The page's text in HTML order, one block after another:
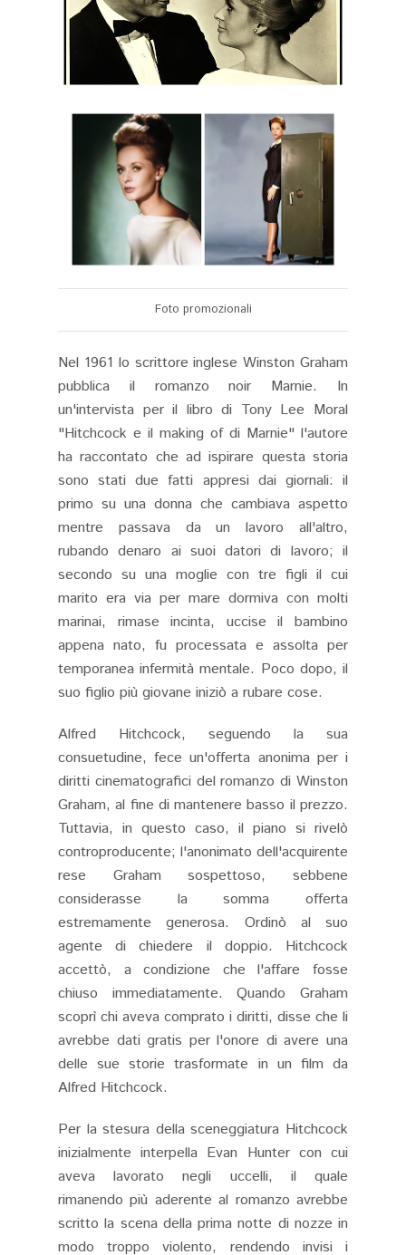
Foto promozionali
Nel 1961 lo scrittore inglese Winston Graham
pubblica il romanzo noir Marnie. In
un'intervista per il libro di Tony Lee Moral
"Hitchcock e il making of di Marnie" l'autore
ha raccontato che ad ispirare questa storia
sono stati due fatti appresi dai giornali: il
primo su una donna che cambiava aspetto
mentre passava da un lavoro all'altro,
rubando denaro ai suoi datori di lavoro; il
secondo su una moglie con tre figli il cui
marito era via per mare dormiva con molti
marinai, rimase incinta, uccise il bambino
appena nato, fu processata e assolta per
temporanea infermità mentale. Poco dopo, il
suo figlio più giovane iniziò a rubare cose.
Alfred Hitchcock, seguendo la sua
consuetudine, fece un'offerta anonima per i
diritti cinematografici del romanzo di Winston
Graham, al fine di mantenere basso il prezzo.
Tuttavia, in questo caso, il piano si rivelò
controproducente; l'anonimato dell'acquirente
rese Graham sospettoso, sebbene
considerasse la somma offerta
estremamente generosa. Ordinò al suo
agente di chiedere il doppio. Hitchcock
accettò, a condizione che l'affare fosse
chiuso immediatamente. Quando Graham
scoprì chi aveva comprato i diritti, disse che li
avrebbe dati gratis per l'onore di avere una
delle sue storie trasformate in un film da
Alfred Hitchcock.
Per la stesura della sceneggiatura Hitchcock
inizialmente interpella Evan Hunter con cui
aveva lavorato negli uccelli, il quale
rimanendo più aderente al romanzo avrebbe
scritto la scena della prima notte di nozze in
modo troppo violento, rendendo invisi i